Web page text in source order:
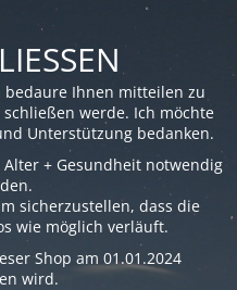
Ihnen mitteilen zu
werde. Ich möchte
Unterstützung bedanken.
+ Gesundheit notwendig
sicherzustellen, dass die
wie möglich verläuft.
Shop am 01.01.2024
wird.